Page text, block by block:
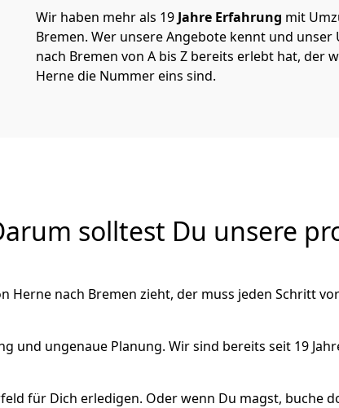
Wir haben mehr als 19 Jahre Erfahrung mit
Bremen. Wer unsere Angebote kennt und unser
nach Bremen von A bis Z bereits erlebt hat, der
Herne die Nummer eins sind.
solltest Du unsere
nach Bremen zieht, der muss jeden Schritt
und ungenaue Planung. Wir sind bereits seit 19
für Dich erledigen. Oder wenn Du magst, buche